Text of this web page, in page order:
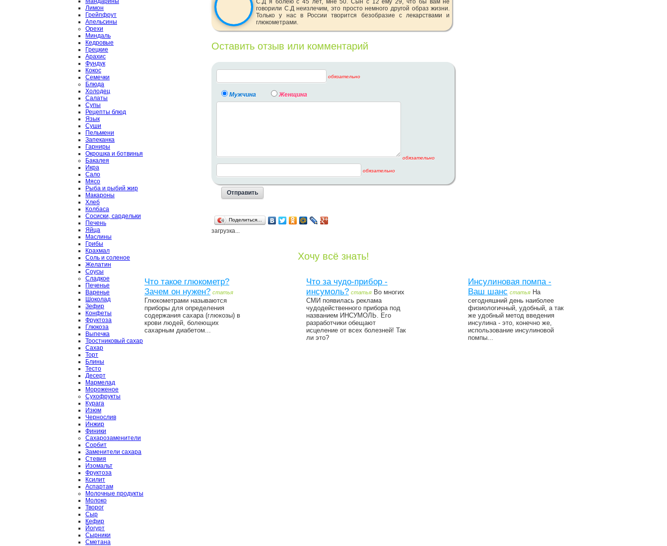
Лимон
Грейпфрут
Апельсины
Орехи
Миндаль
Кедровые
Грецкие
Арахис
Фундук
Кокос
Семечки
Блюда
Холодец
Салаты
Супы
Рецепты блюд
Язык
Суши
Пельмени
Запеканка
Гарниры
Окрошка и ботвинья
Бакалея
Икра
Сало
Мясо
Рыба и рыбий жир
Макароны
Хлеб
Колбаса
Сосиски, сардельки
Печень
Яйца
Маслины
Грибы
Крахмал
Соль и соленое
Желатин
Соусы
Сладкое
Печенье
Варенье
Шоколад
Зефир
Конфеты
Фруктоза
Глюкоза
Выпечка
Тростниковый сахар
Сахар
Торт
Блины
Тесто
Десерт
Мармелад
Мороженое
Сухофрукты
Курага
Изюм
Чернослив
Инжир
Финики
Сахарозаменители
Сорбит
Заменители сахара
Стевия
Изомальт
Фруктоза
Ксилит
Аспартам
Молочные продукты
Молоко
Творог
Сыр
Кефир
Йогурт
Сырники
Сметана
C.Д я болею с 45 лет, мне 50. Сын с 12 ему 29, что бы вам не
говорили С.Д неизлечим, это просто немного другой образ жизни.
Только у нас в России творится безобразие с лекарствами и
глюкометрами.
Оставить отзыв или комментарий
обязательно
Мужчина Женщина
обязательно
обязательно
Поделиться…
загрузка...
Хочу всё знать!
Что такое глюкометр?
Зачем он нужен? статья
Глюкометрами называются
приборы для определения
содержания сахара (глюкозы) в
крови людей, болеющих
сахарным диабетом...
Что за чудо-прибор -
инсумоль? статья Во многих
СМИ появилась реклама
чудодейственного прибора под
названием ИНСУМОЛЬ. Его
разработчики обещают
исцеление от всех болезней! Так
ли это?
Инсулиновая помпа -
Ваш шанс статья На
сегодняшний день наиболее
физиологичный, удобный, а так
же удобный метод введения
инсулина - это, конечно же,
использование инсулиновой
помпы...